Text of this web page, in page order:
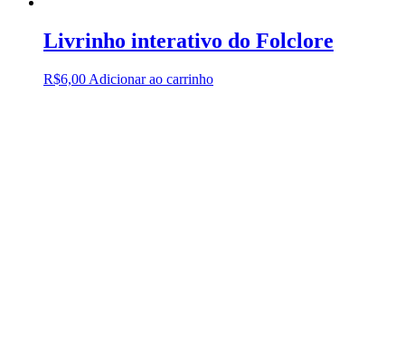
Livrinho interativo do Folclore
R$6,00 Adicionar ao carrinho